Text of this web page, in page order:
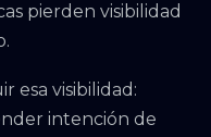
pierden visibilidad
esa visibilidad:
intención de